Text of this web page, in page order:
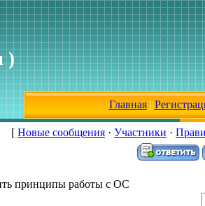
)
Главная|
[ Новые сообщения · Участники ·
принципы работы с ОС